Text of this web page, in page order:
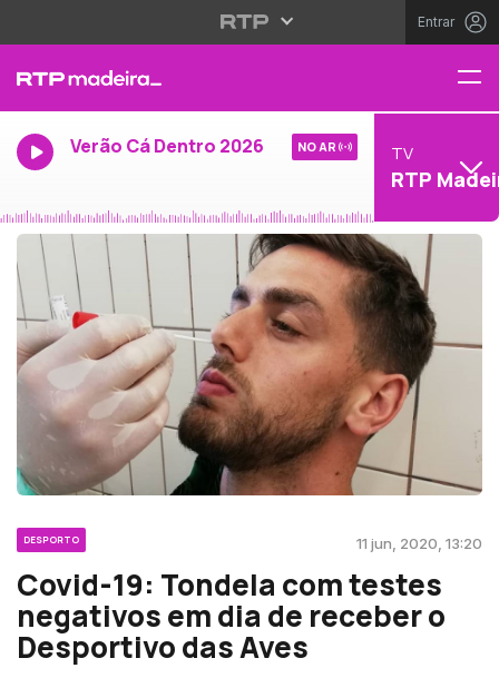
Entrar
Verão Cá Dentro 2026 NO AR TV
RTP
DESPORTO 11 jun, 2020, 13:20
Covid-19: Tondela com testes
negativos em dia de receber o
Desportivo das Aves